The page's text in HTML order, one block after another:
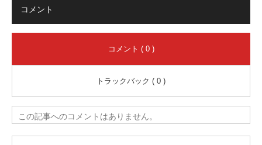
コメント
コメント ( 0 )
トラックバック ( 0 )
この記事へのコメントはありません。